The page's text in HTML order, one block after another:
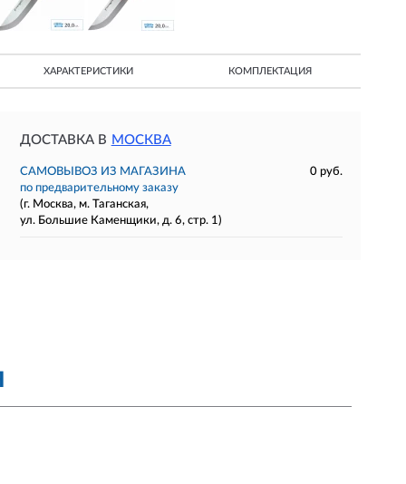
ХАРАКТЕРИСТИКИ КОМПЛЕКТАЦИЯ
ДОСТАВКА В МОСКВА
САМОВЫВОЗ ИЗ МАГАЗИНА
0 руб.
по предварительному заказу
(г. Москва, м. Таганская,
ул. Большие Каменщики, д. 6, стр. 1)